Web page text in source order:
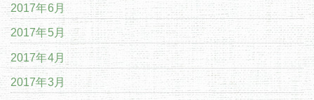
2017年6月
2017年5月
2017年4月
2017年3月